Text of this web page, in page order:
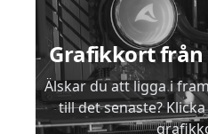
Grafikkort från
Älskar du att ligga i
till det senaste?